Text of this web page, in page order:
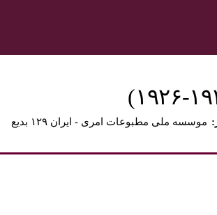
موسسه ملی مطبوعات امری - ايران ۱۲۹ بديع